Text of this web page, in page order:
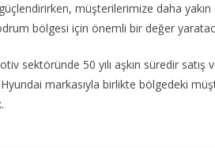
güçlendirirken, müşterilerimize daha
bölgesi için önemli bir değer
sektöründe 50 yılı aşkın süredir
markasıyla birlikte bölgedeki